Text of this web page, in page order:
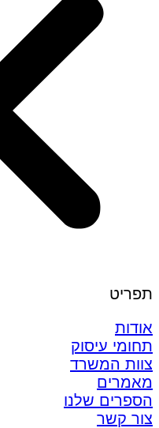
תפריט
אודות
תחומי עיסוק
צוות המשרד
מאמרים
הספרים שלנו
צור קשר